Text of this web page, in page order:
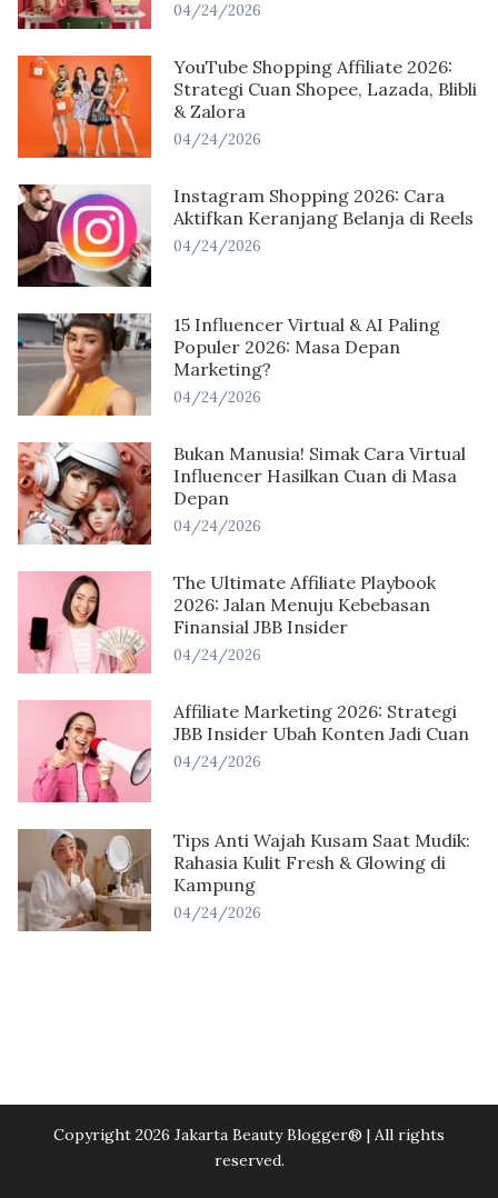
04/24/2026
YouTube Shopping Affiliate 2026:
Strategi Cuan Shopee, Lazada, Blibli
& Zalora
04/24/2026
Instagram Shopping 2026: Cara
Aktifkan Keranjang Belanja di Reels
04/24/2026
15 Influencer Virtual & AI Paling
Populer 2026: Masa Depan
Marketing?
04/24/2026
Bukan Manusia! Simak Cara Virtual
Influencer Hasilkan Cuan di Masa
Depan
04/24/2026
The Ultimate Affiliate Playbook
2026: Jalan Menuju Kebebasan
Finansial JBB Insider
04/24/2026
Affiliate Marketing 2026: Strategi
JBB Insider Ubah Konten Jadi Cuan
04/24/2026
Tips Anti Wajah Kusam Saat Mudik:
Rahasia Kulit Fresh & Glowing di
Kampung
04/24/2026
Copyright 2026 Jakarta Beauty Blogger®️ | All rights
reserved.